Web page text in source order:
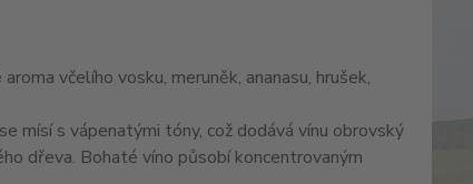
včelího vosku, meruněk, ananasu, hrušek,
mísí s vápenatými tóny, což dodává vínu obrovský
dřeva. Bohaté víno působí koncentrovaným